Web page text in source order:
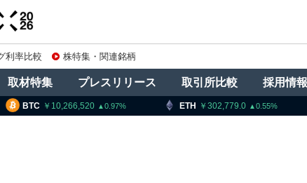
利率比較 株特集・関連銘柄
取材特集 プレスリリース 取引所比較 採用情報
0.97 ETH 302,779.0 XRP 161.54